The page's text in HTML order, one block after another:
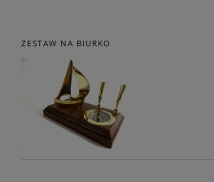
ZESTAW NA BIURKO